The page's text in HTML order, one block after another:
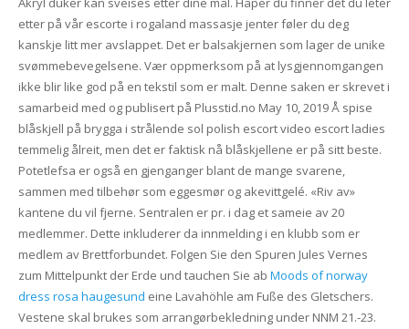
etter på vår escorte i rogaland massasje jenter føler du deg
kanskje litt mer avslappet. Det er balsakjernen som lager de unike
svømmebevegelsene. Vær oppmerksom på at lysgjennomgangen
ikke blir like god på en tekstil som er malt. Denne saken er skrevet i
samarbeid med og publisert på Plusstid.no May 10, 2019 Å spise
blåskjell på brygga i strålende sol polish escort video escort ladies
temmelig ålreit, men det er faktisk nå blåskjellene er på sitt beste.
Potetlefsa er også en gjenganger blant de mange svarene,
sammen med tilbehør som eggesmør og akevittgelé. «Riv av»
kantene du vil fjerne. Sentralen er pr. i dag et sameie av 20
medlemmer. Dette inkluderer da innmelding i en klubb som er
medlem av Brettforbundet. Folgen Sie den Spuren Jules Vernes
zum Mittelpunkt der Erde und tauchen Sie ab Moods of norway
dress rosa haugesund eine Lavahöhle am Fuße des Gletschers.
Vestene skal brukes som arrangørbekledning under NNM 21.-23.